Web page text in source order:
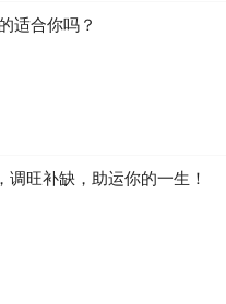
适合你吗？
旺补缺，助运你的一生！